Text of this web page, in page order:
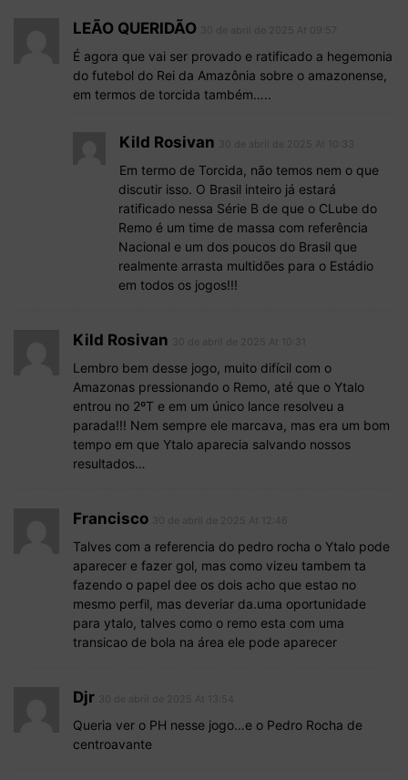
LEÃO QUERIDÃO
É agora que vai ser provado e ratificado a hegemonia
do futebol do Rei da Amazônia sobre o amazonense,
em termos de torcida também…..
Kild Rosivan
Em termo de Torcida, não temos nem o que
discutir isso. O Brasil inteiro já estará
ratificado nessa Série B de que o CLube do
Remo é um time de massa com referência
Nacional e um dos poucos do Brasil que
realmente arrasta multidões para o Estádio
em todos os jogos!!!
Kild Rosivan
Lembro bem desse jogo, muito difícil com o
Amazonas pressionando o Remo, até que o Ytalo
entrou no 2ºT e em um único lance resolveu a
parada!!! Nem sempre ele marcava, mas era um bom
tempo em que Ytalo aparecia salvando nossos
resultados…
Francisco
Talves com a referencia do pedro rocha o Ytalo pode
aparecer e fazer gol, mas como vizeu tambem ta
fazendo o papel dee os dois acho que estao no
mesmo perfil, mas deveriar da.uma oportunidade
para ytalo, talves como o remo esta com uma
transicao de bola na área ele pode aparecer
Djr
Queria ver o PH nesse jogo…e o Pedro Rocha de
centroavante